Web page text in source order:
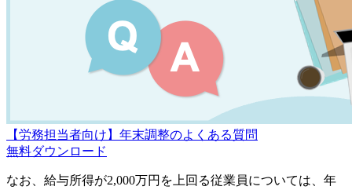
【労務担当者向け】年末調整のよくある質問
無料ダウンロード
なお、給与所得が2,000万円を上回る従業員については、年